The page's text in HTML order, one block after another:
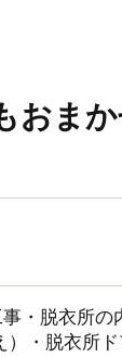
おま
・脱衣所の
）・脱衣所